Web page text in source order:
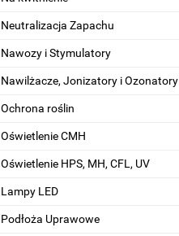
Neutralizacja Zapachu
Nawozy i Stymulatory
Nawilżacze, Jonizatory i Ozonatory
Ochrona roślin
Oświetlenie CMH
Oświetlenie HPS, MH, CFL, UV
Lampy LED
Podłoża Uprawowe